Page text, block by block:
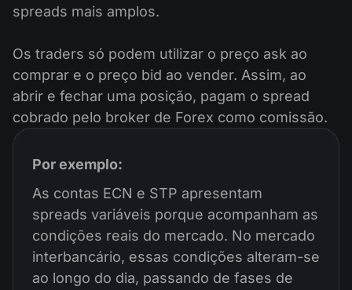
spreads mais amplos.
Os traders só podem utilizar o preço ask ao
comprar e o preço bid ao vender. Assim, ao
abrir e fechar uma posição, pagam o spread
cobrado pelo broker de Forex como comissão.
Por exemplo:
As contas ECN e STP apresentam
spreads variáveis porque acompanham as
condições reais do mercado. No mercado
interbancário, essas condições alteram-se
ao longo do dia, passando de fases de